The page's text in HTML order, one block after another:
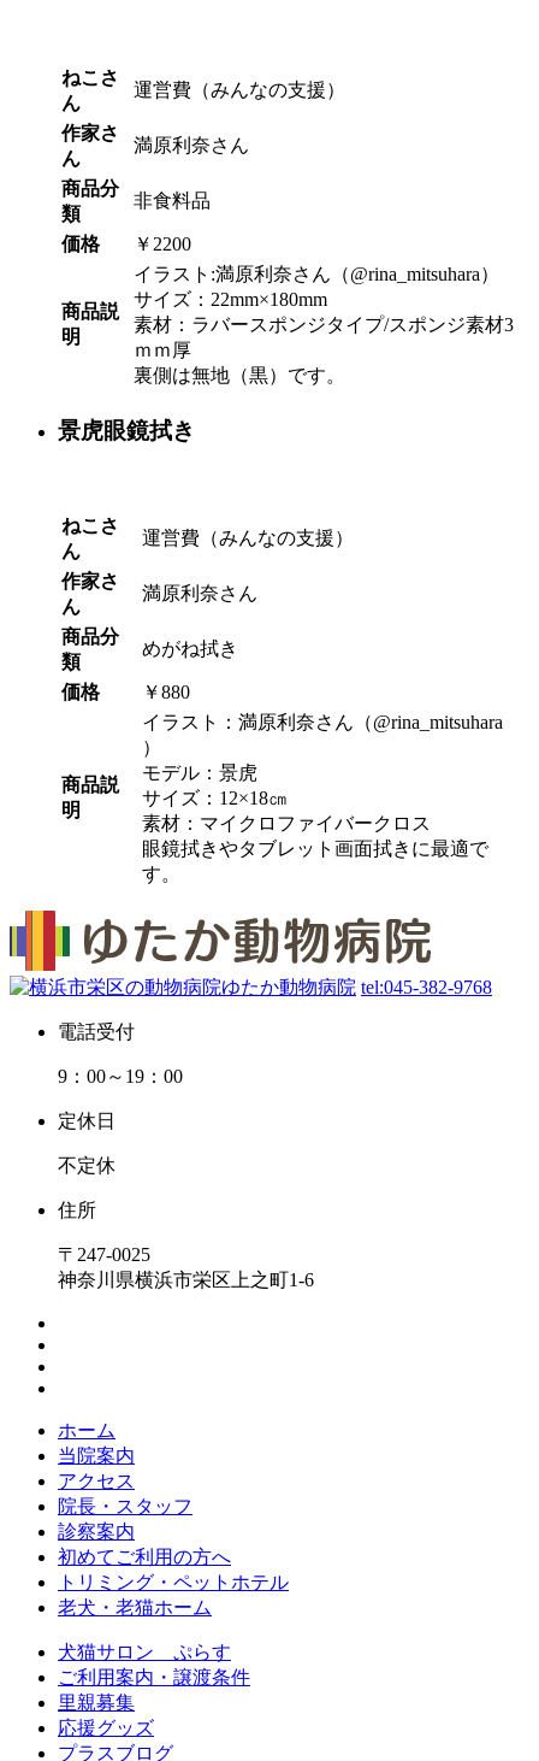
ねこさ
ん
運営費（みんなの支援）
作家さ
ん
満原利奈さん
商品分
類
非食料品
価格 ￥2200
商品説
明
イラスト:満原利奈さん（@rina_mitsuhara）
サイズ：22mm×180mm
素材：ラバースポンジタイプ/スポンジ素材3
ｍｍ厚
裏側は無地（黒）です。
景虎眼鏡拭き
ねこさ
ん
運営費（みんなの支援）
作家さ
ん
満原利奈さん
商品分
類
めがね拭き
価格 ￥880
商品説
明
イラスト：満原利奈さん（@rina_mitsuhara
）
モデル：景虎
サイズ：12×18㎝
素材：マイクロファイバークロス
眼鏡拭きやタブレット画面拭きに最適で
す。
tel:045-382-9768
電話受付
9：00～19：00
定休日
不定休
住所
〒247-0025
神奈川県横浜市栄区上之町1-6
ホーム
当院案内
アクセス
院長・スタッフ
診察案内
初めてご利用の方へ
トリミング・ペットホテル
老犬・老猫ホーム
犬猫サロン ぷらす
ご利用案内・譲渡条件
里親募集
応援グッズ
プラスブログ